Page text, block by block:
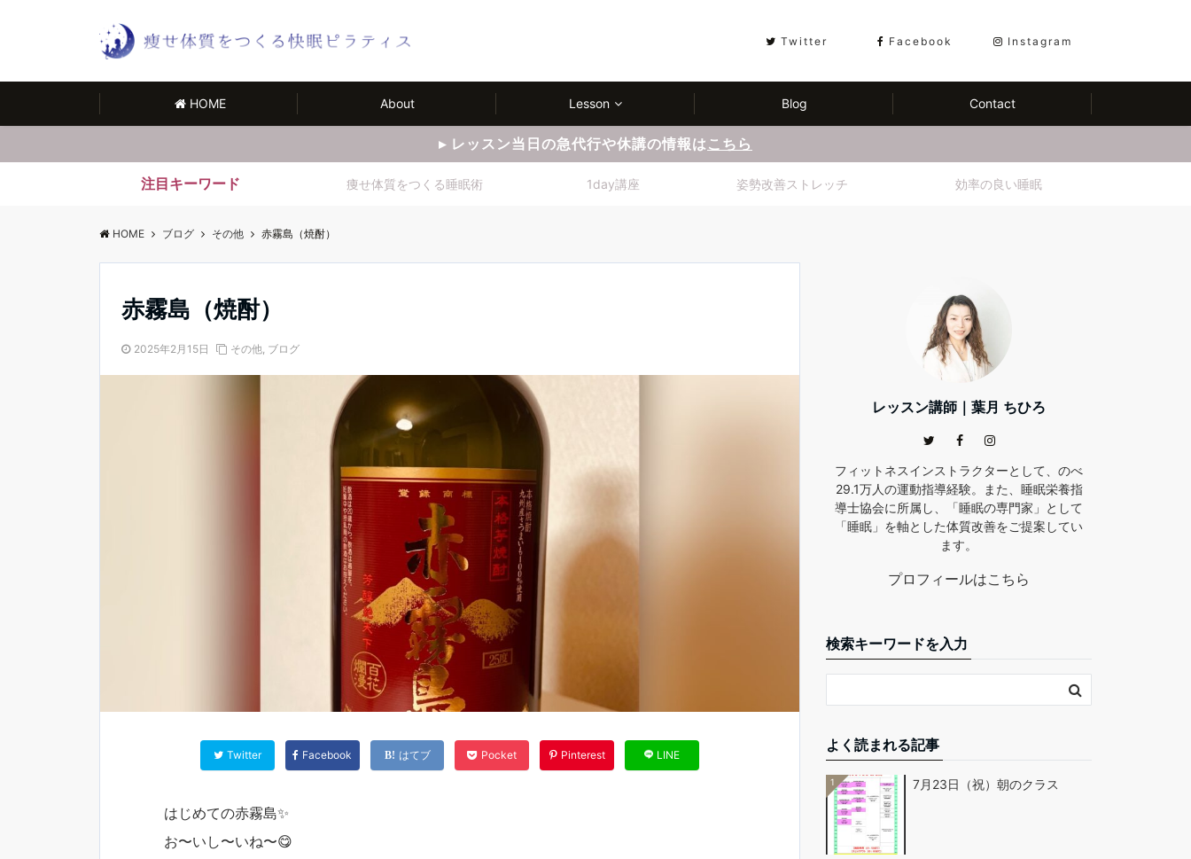
Twitter Facebook Instagram
HOME About Lesson Blog Contact
▸ レッスン当日の急代行や休講の情報はこちら
注目キーワード 痩せ体質をつくる睡眠術 1day講座 姿勢改善ストレッチ 効率の良い睡眠
HOME ブログ その他 赤霧島（焼酎）
赤霧島（焼酎）
2025年2月15日 その他, ブログ
Twitter Facebook はてブ Pocket Pinterest LINE
はじめての赤霧島✨
お〜いし〜いね〜😋
レッスン講師｜葉月 ちひろ
フィットネスインストラクターとして、のべ
29.1万人の運動指導経験。また、睡眠栄養指
導士協会に所属し、「睡眠の専門家」として
「睡眠」を軸とした体質改善をご提案してい
ます。
プロフィールはこちら
検索キーワードを入力
よく読まれる記事
1 7月23日（祝）朝のクラス